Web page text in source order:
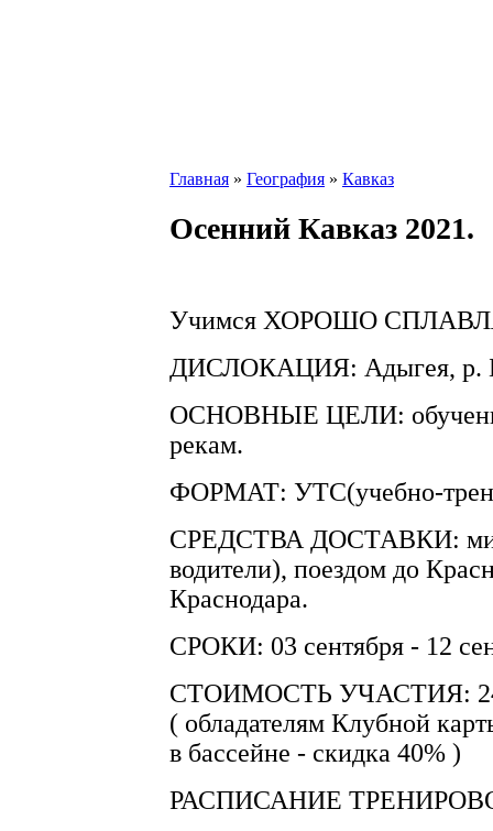
Главная » География » Кавказ
Осенний Кавказ 2021.
Учимся ХОРОШО
ДИСЛОКАЦИЯ: Адыгея, р.
ОСНОВНЫЕ ЦЕЛИ:
рекам.
ФОРМАТ: УТС(учебно-
СРЕДСТВА ДОСТАВКИ:
водители), поездом до
Краснодара.
СРОКИ: 03 сентября - 12
СТОИМОСТЬ УЧАСТИЯ:
( обладателям Клубной
в бассейне - скидка 40% )
РАСПИСАНИЕ